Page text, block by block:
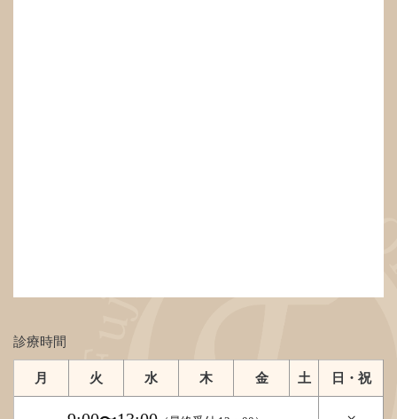
診療時間
月 火 水 木 金 土 日・祝